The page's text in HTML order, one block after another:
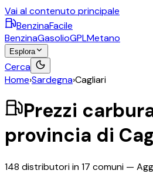
Vai al contenuto principale
BenzinaFacile
BenzinaGasolioGPLMetano
Esplora
Cerca
Home›Sardegna›Cagliari
Prezzi
provincia di
148 distributori in17 comuni —